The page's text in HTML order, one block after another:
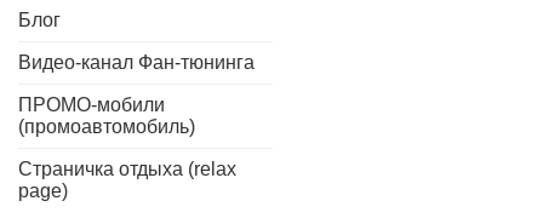
Блог
Видео-канал Фан-тюнинга
ПРОМО-мобили
(промоавтомобиль)
Страничка отдыха (relax
page)